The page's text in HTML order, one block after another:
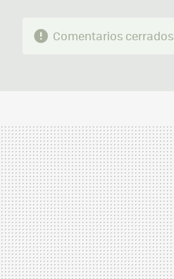
Comentarios cerrados